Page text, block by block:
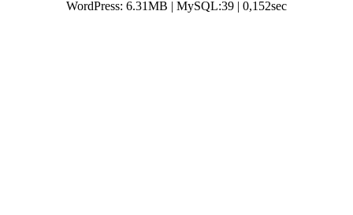
WordPress: 6.31MB | MySQL:39 | 0,152sec